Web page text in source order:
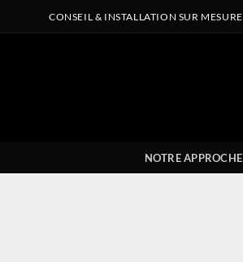
CONSEIL & INSTALLATION SUR MESURE
NOTRE APPROCHE